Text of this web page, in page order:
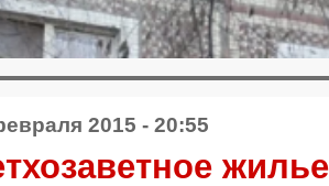
2015 - 20:55
жилье